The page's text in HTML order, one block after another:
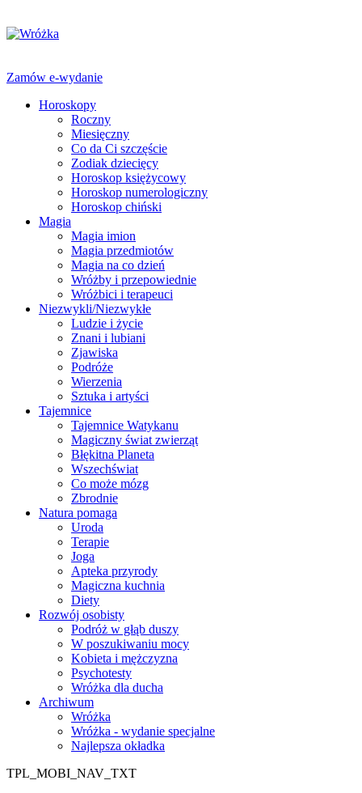
Zamów e-wydanie
Horoskopy
Roczny
Miesięczny
Co da Ci szczęście
Zodiak dziecięcy
Horoskop księżycowy
Horoskop numerologiczny
Horoskop chiński
Magia
Magia imion
Magia przedmiotów
Magia na co dzień
Wróżby i przepowiednie
Wróżbici i terapeuci
Niezwykli/Niezwykłe
Ludzie i życie
Znani i lubiani
Zjawiska
Podróże
Wierzenia
Sztuka i artyści
Tajemnice
Tajemnice Watykanu
Magiczny świat zwierząt
Błękitna Planeta
Wszechświat
Co może mózg
Zbrodnie
Natura pomaga
Uroda
Terapie
Joga
Apteka przyrody
Magiczna kuchnia
Diety
Rozwój osobisty
Podróż w głąb duszy
W poszukiwaniu mocy
Kobieta i mężczyzna
Psychotesty
Wróżka dla ducha
Archiwum
Wróżka
Wróżka - wydanie specjalne
Najlepsza okładka
TPL_MOBI_NAV_TXT